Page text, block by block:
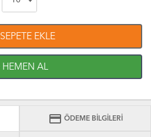
SEPETE EKLE
HEMEN AL
credit_card ÖDEME BİLGİLERİ